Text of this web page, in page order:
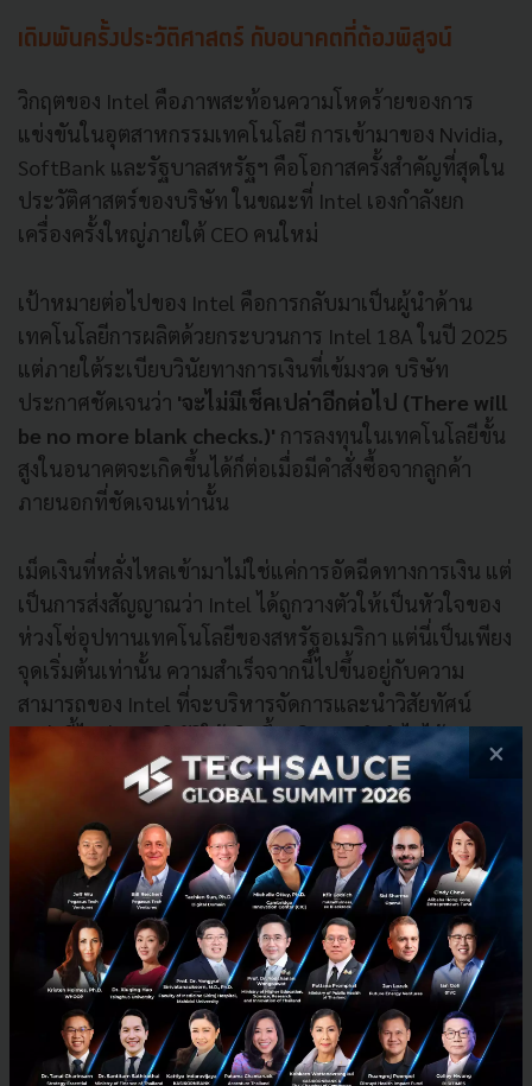
เดิมพันครั้งประวัติศาสตร์ กับอนาคตที่ต้องพิสูจน์
วิกฤตของ Intel คือภาพสะท้อนความโหดร้ายของการ
แข่งขันในอุตสาหกรรมเทคโนโลยี การเข้ามาของ Nvidia,
SoftBank และรัฐบาลสหรัฐฯ คือโอกาสครั้งสำคัญที่สุดใน
ประวัติศาสตร์ของบริษัท ในขณะที่ Intel เองกำลังยก
เครื่องครั้งใหญ่ภายใต้ CEO คนใหม่
เป้าหมายต่อไปของ Intel คือการกลับมาเป็นผู้นำด้าน
เทคโนโลยีการผลิตด้วยกระบวนการ Intel 18A ในปี 2025
แต่ภายใต้ระเบียบวินัยทางการเงินที่เข้มงวด บริษัท
ประกาศชัดเจนว่า 'จะไม่มีเช็คเปล่าอีกต่อไป (There will
be no more blank checks.)' การลงทุนในเทคโนโลยีขั้น
สูงในอนาคตจะเกิดขึ้นได้ก็ต่อเมื่อมีคำสั่งซื้อจากลูกค้า
ภายนอกที่ชัดเจนเท่านั้น
เม็ดเงินที่หลั่งไหลเข้ามาไม่ใช่แค่การอัดฉีดทางการเงิน แต่
เป็นการส่งสัญญาณว่า Intel ได้ถูกวางตัวให้เป็นหัวใจของ
ห่วงโซ่อุปทานเทคโนโลยีของสหรัฐอเมริกา แต่นี่เป็นเพียง
จุดเริ่มต้นเท่านั้น ความสำเร็จจากนี้ไปขึ้นอยู่กับความ
สามารถของ Intel ที่จะบริหารจัดการและนำวิสัยทัศน์
เหล่านี้ไปสู่การปฏิบัติให้เกิดขึ้นจริงและทำกำไรได้
ท่ามกลางสายตาของคนทั้งโลกที่จับจ้องว่าเดิมพันครั้งนี้จะ
×